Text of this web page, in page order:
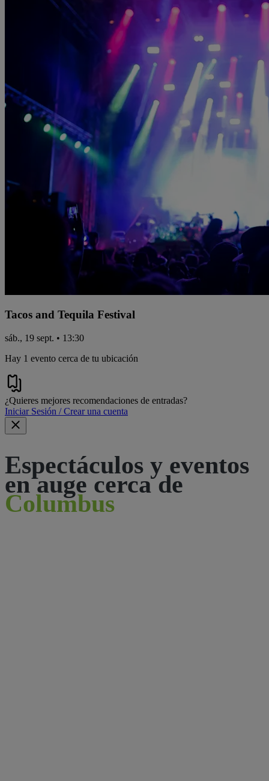
Tacos and Tequila Festival
sáb., 19 sept. • 13:30
Hay 1 evento cerca de tu ubicación
¿Quieres mejores recomendaciones de entradas?
Iniciar Sesión / Crear una cuenta
Espectáculos y eventos
en auge cerca de
Columbus